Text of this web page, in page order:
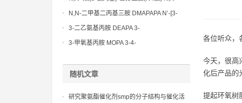
各位听众，
今天，很高
化后产品的
提起环氧树
Bis(3-aminopropyl)-ethylenediamine CAS
No10563-26-5
N,N-二甲基二丙基三胺 DMAPAPA N’-[3-
(dimethylamino)propyllpropane-1,3-
diamine CAS No10563-29-8
3-二乙氨基丙胺 DEAPA 3-
(Diethylamino)propylamine CAS No 104-
3-甲氧基丙胺 MOPA 3-4-
随机文章
研究聚氨酯催化剂smp的分子结构与催化活